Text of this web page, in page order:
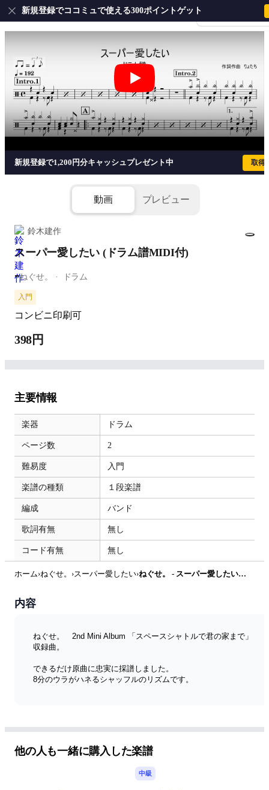
会員登録・ログイ
新規登録でココミュで使える300ポイントゲット
スーパー愛したい (ドラム譜MIDI付) -
添付ファイル(2個)
新規登録で1,200円分キャッシュプレゼント中 取得
動画 プレビュー
鈴木建作
スーパー愛したい (ドラム譜MIDI付)
-ねぐせ。 ドラム
入門
コンビニ印刷可
398円
主要情報
楽器 ドラム
ページ数 2
難易度 入門
楽譜の種類 １段楽譜
編成 バンド
歌詞有無 無し
コード有無 無し
ホーム›ねぐせ。 ›スーパー愛したい› ねぐせ。 - スーパー愛したい (ドラム譜MIDI付) by 鈴木建作
内容
ねぐせ。　2nd Mini Album 「スペースシャトルで君の家まで」
収録曲。
できるだけ原曲に忠実に採譜しました。
8分のウラがハネるシャッフルのリズムです。
This song are included in the NEGUSE.'s 2nd Mini Album "By
Space Shuttle to Your Home".
The score is faithful to the original as much as possible.
他の人も一緒に購入した楽譜
中級